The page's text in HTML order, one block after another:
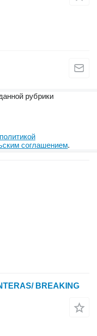
рубрики
политикой
соглашением.
BREAKING